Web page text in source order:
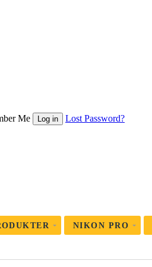
Me
Lost Password?
NIKON PRO